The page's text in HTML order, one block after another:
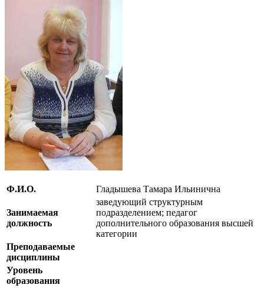
Ф.И.О. Гладышева Тамара Ильинична
Занимаемая
должность
заведующий структурным
подразделением; педагог
дополнительного образования высшей
категории
Преподаваемые
дисциплины
Уровень
образования